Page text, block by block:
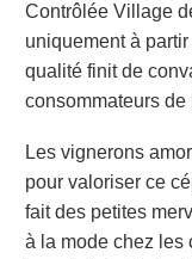
Contrôlée Village
uniquement à
qualité finit de
consommateurs de
Les vignerons
pour valoriser ce
fait des petites
à la mode chez les